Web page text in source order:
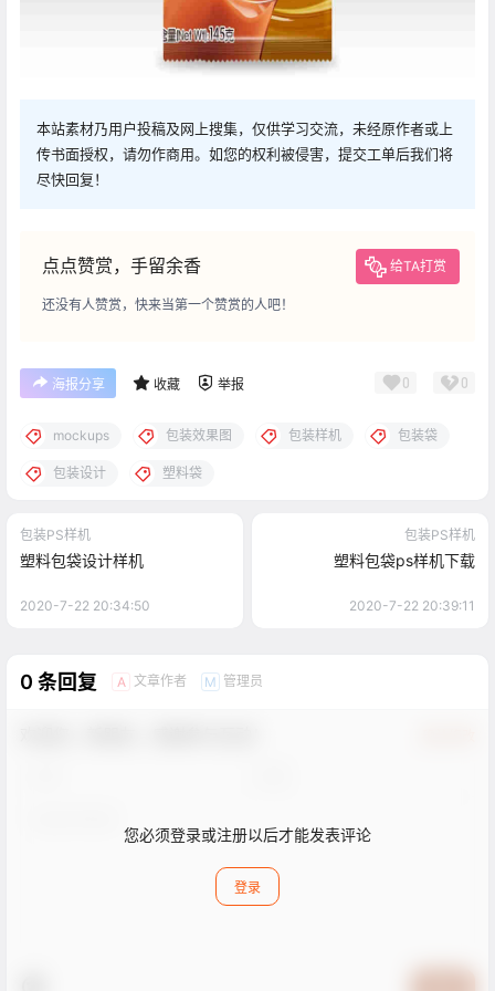
本站素材乃用户投稿及网上搜集，仅供学习交流，未经原作者或上
传书面授权，请勿作商用。如您的权利被侵害，提交工单后我们将
尽快回复！
点点赞赏，手留余香 给TA打赏
还没有人赞赏，快来当第一个赞赏的人吧！
海报分享 收藏 举报 0 0
mockups 包装效果图 包装样机 包装袋
包装设计 塑料袋
包装PS样机
塑料包袋设计样机
2020-7-22 20:34:50
包装PS样机
塑料包袋ps样机下载
2020-7-22 20:39:11
0 条回复 A 文章作者 M 管理员
您必须登录或注册以后才能发表评论
登录